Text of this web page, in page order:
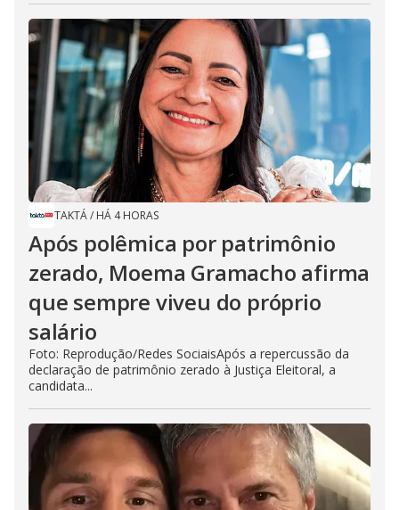
TAKTÁ/ HÁ 4 HORAS
Após polêmica por patrimônio
zerado, Moema Gramacho afirma
que sempre viveu do próprio
salário
Foto: Reprodução/Redes SociaisApós a repercussão da
declaração de patrimônio zerado à Justiça Eleitoral, a
candidata...